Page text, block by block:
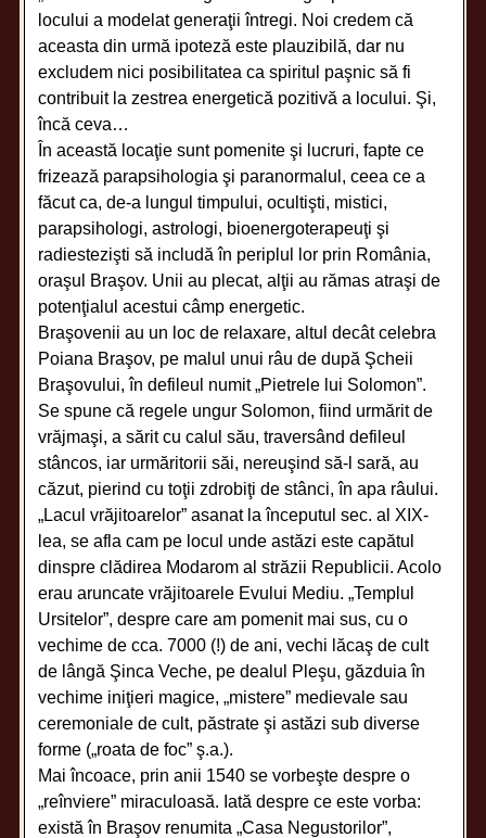
locului a modelat generaţii întregi. Noi credem că
aceasta din urmă ipoteză este plauzibilă, dar nu
excludem nici posibilitatea ca spiritul paşnic să fi
contribuit la zestrea energetică pozitivă a locului. Şi,
încă ceva…
În această locaţie sunt pomenite şi lucruri, fapte ce
frizează parapsihologia şi paranormalul, ceea ce a
făcut ca, de-a lungul timpului, ocultişti, mistici,
parapsihologi, astrologi, bioenergoterapeuţi şi
radiestezişti să includă în periplul lor prin România,
oraşul Braşov. Unii au plecat, alţii au rămas atraşi de
potenţialul acestui câmp energetic.
Braşovenii au un loc de relaxare, altul decât celebra
Poiana Braşov, pe malul unui râu de după Şcheii
Braşovului, în defileul numit „Pietrele lui Solomon”.
Se spune că regele ungur Solomon, fiind urmărit de
vrăjmaşi, a sărit cu calul său, traversând defileul
stâncos, iar urmăritorii săi, nereuşind să-l sară, au
căzut, pierind cu toţii zdrobiţi de stânci, în apa râului.
„Lacul vrăjitoarelor” asanat la începutul sec. al XIX-
lea, se afla cam pe locul unde astăzi este capătul
dinspre clădirea Modarom al străzii Republicii. Acolo
erau aruncate vrăjitoarele Evului Mediu. „Templul
Ursitelor”, despre care am pomenit mai sus, cu o
vechime de cca. 7000 (!) de ani, vechi lăcaş de cult
de lângă Şinca Veche, pe dealul Pleşu, găzduia în
vechime iniţieri magice, „mistere” medievale sau
ceremoniale de cult, păstrate şi astăzi sub diverse
forme („roata de foc” ş.a.).
Mai încoace, prin anii 1540 se vorbeşte despre o
„reînviere” miraculoasă. Iată despre ce este vorba:
există în Braşov renumita „Casa Negustorilor”,